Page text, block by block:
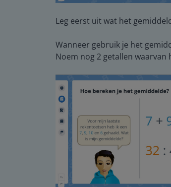
Leg eerst uit wat het
Wanneer gebruik je het
Noem nog 2 getallen waarvan